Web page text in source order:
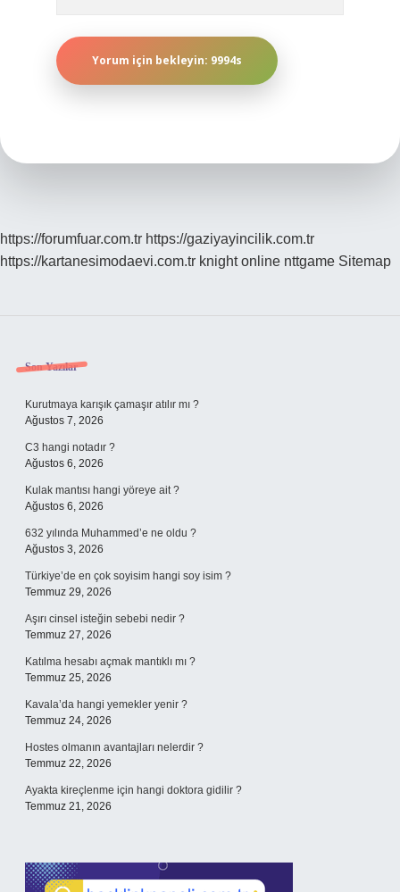
https://forumfuar.com.tr https://gaziyayincilik.com.tr
https://kartanesimodaevi.com.tr knight online nttgame Sitemap
Sidebar
Son Yazılar
Kurutmaya karışık çamaşır atılır mı ?
Ağustos 7, 2026
C3 hangi notadır ?
Ağustos 6, 2026
Kulak mantısı hangi yöreye ait ?
Ağustos 6, 2026
632 yılında Muhammed’e ne oldu ?
Ağustos 3, 2026
Türkiye’de en çok soyisim hangi soy isim ?
Temmuz 29, 2026
Aşırı cinsel isteğin sebebi nedir ?
Temmuz 27, 2026
Katılma hesabı açmak mantıklı mı ?
Temmuz 25, 2026
Kavala’da hangi yemekler yenir ?
Temmuz 24, 2026
Hostes olmanın avantajları nelerdir ?
Temmuz 22, 2026
Ayakta kireçlenme için hangi doktora gidilir ?
Temmuz 21, 2026